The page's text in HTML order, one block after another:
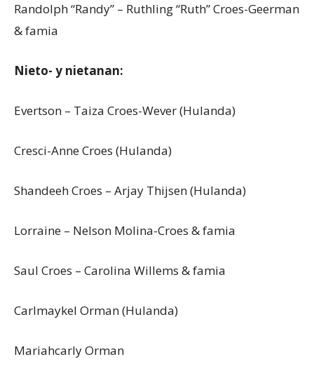
Randolph “Randy” – Ruthling “Ruth” Croes-Geerman
& famia
Nieto- y nietanan:
Evertson – Taiza Croes-Wever (Hulanda)
Cresci-Anne Croes (Hulanda)
Shandeeh Croes – Arjay Thijsen (Hulanda)
Lorraine – Nelson Molina-Croes & famia
Saul Croes – Carolina Willems & famia
Carlmaykel Orman (Hulanda)
Mariahcarly Orman